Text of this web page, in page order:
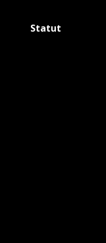
Statut